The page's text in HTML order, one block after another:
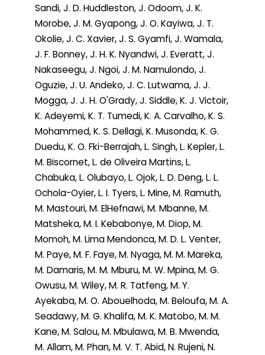
Sandi, J. D. Huddleston, J. Odoom, J. K.
Morobe, J. M. Gyapong, J. O. Kayiwa, J. T.
Okolie, J. C. Xavier, J. S. Gyamfi, J. Wamala,
J. F. Bonney, J. H. K. Nyandwi, J. Everatt, J.
Nakaseegu, J. Ngoi, J. M. Namulondo, J.
Oguzie, J. U. Andeko, J. C. Lutwama, J. J.
Mogga, J. J. H. O'Grady, J. Siddle, K. J. Victoir,
K. Adeyemi, K. T. Tumedi, K. A. Carvalho, K. S.
Mohammed, K. S. Dellagi, K. Musonda, K. G.
Duedu, K. O. Fki-Berrajah, L. Singh, L. Kepler, L.
M. Biscornet, L. de Oliveira Martins, L.
Chabuka, L. Olubayo, L. Ojok, L. D. Deng, L. L.
Ochola-Oyier, L. I. Tyers, L. Mine, M. Ramuth,
M. Mastouri, M. ElHefnawi, M. Mbanne, M.
Matsheka, M. I. Kebabonye, M. Diop, M.
Momoh, M. Lima Mendonca, M. D. L. Venter,
M. Paye, M. F. Faye, M. Nyaga, M. M. Mareka,
M. Damaris, M. M. Mburu, M. W. Mpina, M. G.
Owusu, M. Wiley, M. R. Tatfeng, M. Y.
Ayekaba, M. O. Abouelhoda, M. Beloufa, M. A.
Seadawy, M. G. Khalifa, M. K. Matobo, M. M.
Kane, M. Salou, M. Mbulawa, M. B. Mwenda,
M. Allam, M. Phan, M. V. T. Abid, N. Rujeni, N.